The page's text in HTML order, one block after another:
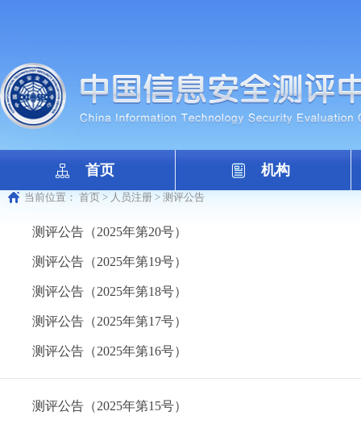
首页 机构
当前位置： 首页 > 人员注册 > 测评公告
测评公告（2025年第20号）
测评公告（2025年第19号）
测评公告（2025年第18号）
测评公告（2025年第17号）
测评公告（2025年第16号）
测评公告（2025年第15号）